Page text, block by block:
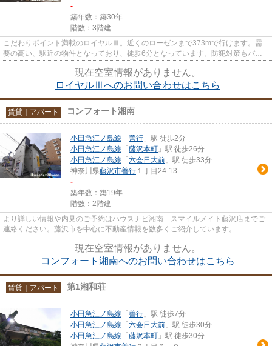
-
築年数：築30年
階数：3階建
こだわりポイント満載のロイヤルⅢ。近くのローゼンまで373mで行けます。需
要の高い、駅近の物件となっており、徒歩6分となっています。防犯対策もバッ
現在空室情報がありません。
ロイヤルⅢへのお問い合わせはこちら
賃貸｜アパート コンフォート湘南
小田急江ノ島線 「 善行 」駅 徒歩2分
小田急江ノ島線 「 藤沢本町 」駅 徒歩26分
小田急江ノ島線 「 六会日大前 」駅 徒歩33分
神奈川県藤沢市善行 １丁目24-13
-
築年数：築19年
階数：2階建
より詳しい情報や内見のご予約はハウスナビ湘南 スマイルメイト藤沢店までご
連絡ください。藤沢市を中心に不動産情報を数多くご紹介しています。
現在空室情報がありません。
コンフォート湘南へのお問い合わせはこちら
賃貸｜アパート 第1湘和荘
小田急江ノ島線 「 善行 」駅 徒歩7分
小田急江ノ島線 「 六会日大前 」駅 徒歩30分
小田急江ノ島線 「 藤沢本町 」駅 徒歩30分